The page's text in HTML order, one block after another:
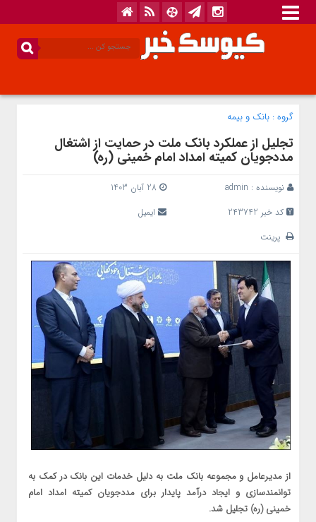
گروه : بانک‌ و بیمه
تجلیل از عملکرد بانک ملت در حمایت از اشتغال
مددجویان کمیته امداد امام خمینی (ره)
نویسنده : admin
کد خبر 243742
ایمیل
پرینت
از مدیرعامل و مجموعه بانک ملت به دلیل خدمات این بانک در کمک به
توانمندسازی و ایجاد درآمد پایدار برای مددجویان کمیته امداد امام
خمینی (ره) تجلیل شد.